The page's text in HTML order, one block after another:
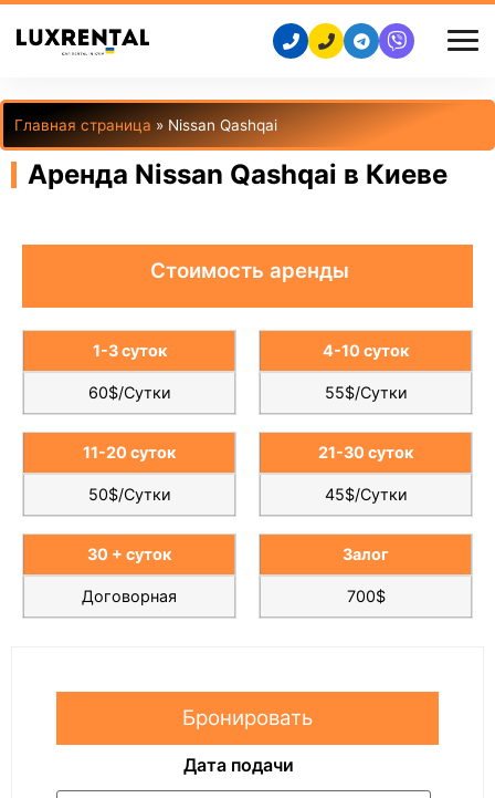
Главная страница » Nissan Qashqai
Аренда Nissan Qashqai в Киеве
Стоимость аренды
1-3 суток
60$/Сутки
11-20 суток
50$/Сутки
30 + суток
Договорная
4-10 суток
55$/Сутки
21-30 суток
45$/Сутки
Залог
700$
Бронировать
Дата подачи